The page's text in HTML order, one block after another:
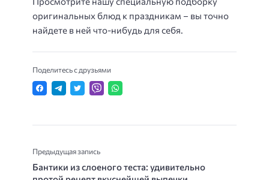
оригинальных блюд к праздникам – вы точно
найдете в ней что-нибудь для себя.
Поделитесь с друзьями
Предыдущая запись
Бантики из слоеного теста: удивительно